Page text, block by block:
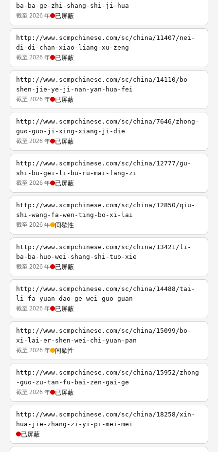
ba-ba-ge-zhi-shang-shi-ji-hua
截至 2026 年 已屏蔽
http://www.scmpchinese.com/sc/china/11407/nei-
di-di-chan-xiao-liang-xu-zeng
截至 2026 年 已屏蔽
http://www.scmpchinese.com/sc/china/14110/bo-
shen-jie-ye-ji-nan-yan-hua-fei
截至 2026 年 已屏蔽
http://www.scmpchinese.com/sc/china/7646/zhong-
guo-guo-ji-xing-xiang-ji-die
截至 2026 年 已屏蔽
http://www.scmpchinese.com/sc/china/12777/gu-
shi-bu-gei-li-bu-ru-mai-fang-zi
截至 2026 年 已屏蔽
http://www.scmpchinese.com/sc/china/12850/qiu-
shi-wang-fa-wen-ting-bo-xi-lai
截至 2026 年 间歇性
http://www.scmpchinese.com/sc/china/13421/li-
ba-ba-huo-wei-shang-shi-tuo-xie
截至 2026 年 已屏蔽
http://www.scmpchinese.com/sc/china/14488/tai-
li-fa-yuan-dao-ge-wei-guo-guan
截至 2026 年 已屏蔽
http://www.scmpchinese.com/sc/china/15099/bo-
xi-lai-er-shen-wei-chi-yuan-pan
截至 2026 年 间歇性
http://www.scmpchinese.com/sc/china/15952/zhong
-guo-zu-tan-fu-bai-zen-gai-ge
截至 2026 年 已屏蔽
http://www.scmpchinese.com/sc/china/18258/xin-
hua-jie-zhang-zi-yi-pi-mei-mei
已屏蔽